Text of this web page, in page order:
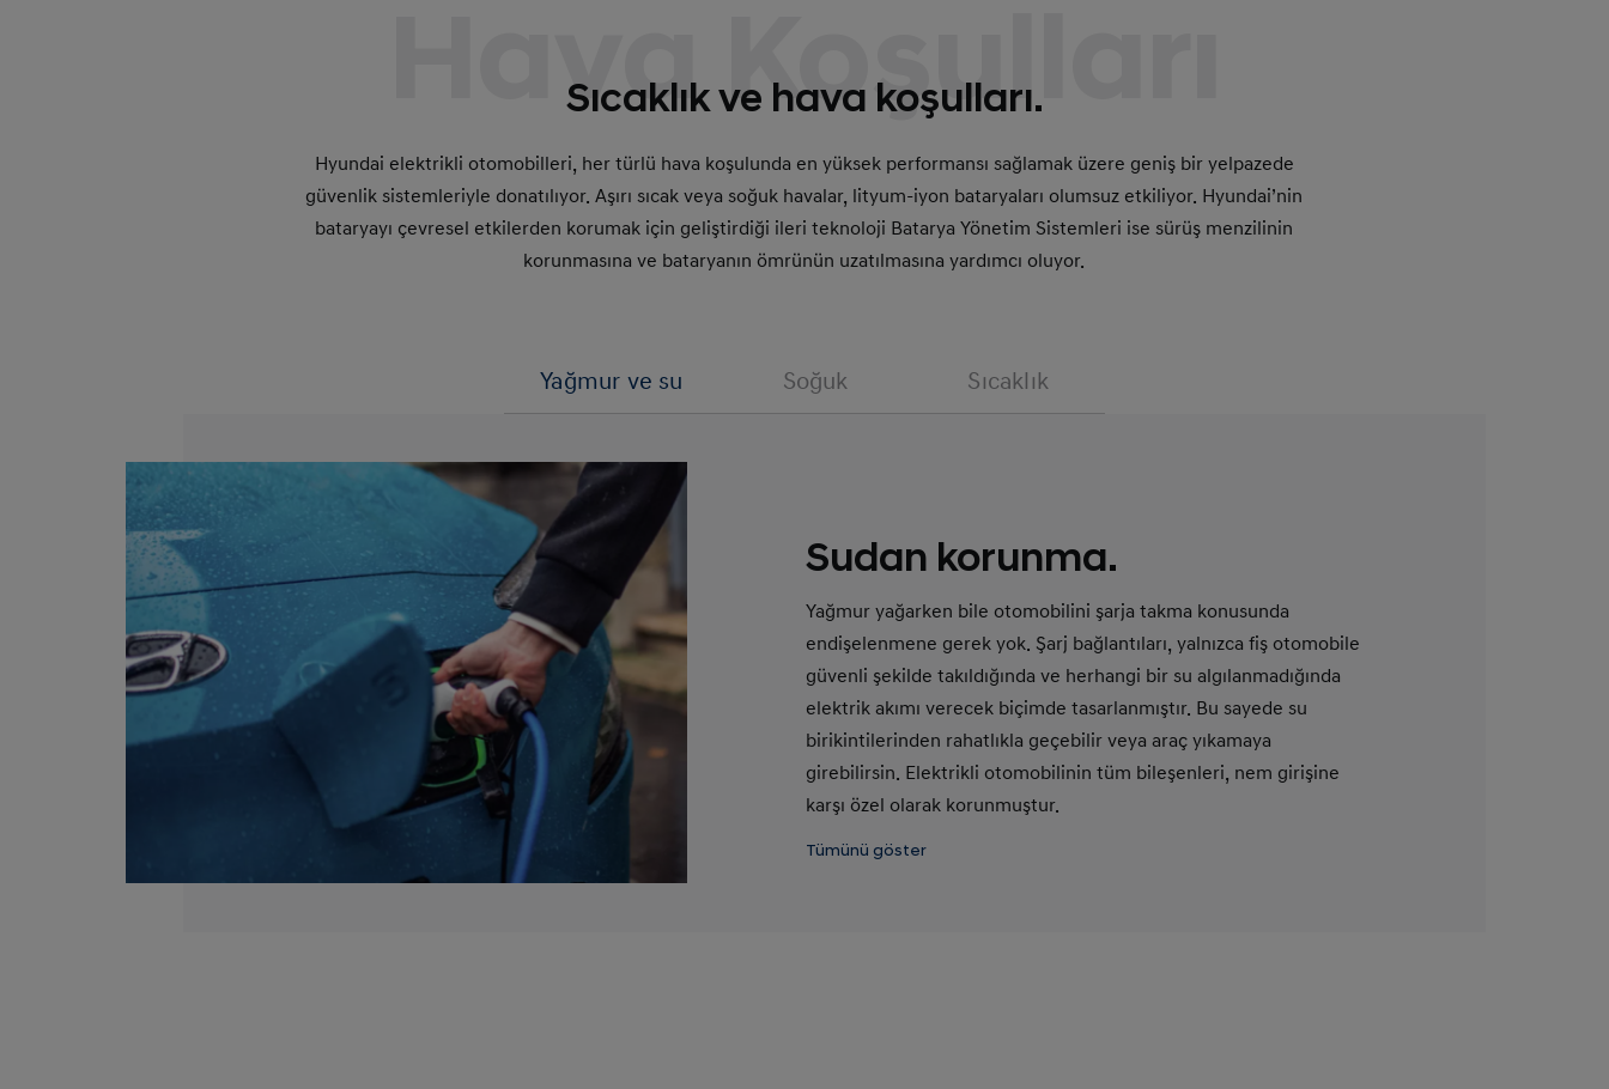
Hava Koşulları
Sıcaklık ve hava koşulları.
Hyundai elektrikli otomobilleri, her türlü hava koşulunda en yüksek performansı sağlamak üzere geniş bir yelpazede
güvenlik sistemleriyle donatılıyor. Aşırı sıcak veya soğuk havalar, lityum-iyon bataryaları olumsuz etkiliyor. Hyundai’nin
bataryayı çevresel etkilerden korumak için geliştirdiği ileri teknoloji Batarya Yönetim Sistemleri ise sürüş menzilinin
korunmasına ve bataryanın ömrünün uzatılmasına yardımcı oluyor.
Yağmur ve su Soğuk Sıcaklık
Sudan korunma.
Yağmur yağarken bile otomobilini şarja takma konusunda
endişelenmene gerek yok. Şarj bağlantıları, yalnızca fiş otomobile
güvenli şekilde takıldığında ve herhangi bir su algılanmadığında
elektrik akımı verecek biçimde tasarlanmıştır. Bu sayede su
birikintilerinden rahatlıkla geçebilir veya araç yıkamaya
girebilirsin. Elektrikli otomobilinin tüm bileşenleri, nem girişine
karşı özel olarak korunmuştur.
Tümünü göster